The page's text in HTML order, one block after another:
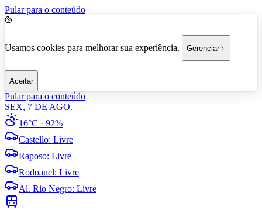
Pular para o conteúdo
Usamos cookies para melhorar sua experiência. Gerenciar
Aceitar
Pular para o conteúdo
SEX, 7 DE AGO.
16°C · 92%
Castello: Livre
Raposo: Livre
Rodoanel: Livre
Al. Rio Negro: Livre